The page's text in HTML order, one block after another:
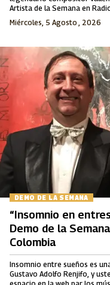
Artista de la Semana en
Miércoles, 5 Agosto , 2026
DEMO DE LA SEMANA
“Insomnio en
Demo de la
Colombia
Insomnio entre sueños es
Gustavo Adolfo Renjifo, y